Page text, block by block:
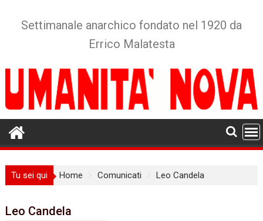
Settimanale anarchico fondato nel 1920 da
Errico Malatesta
Tu sei qui Home Comunicati Leo Candela
Leo Candela